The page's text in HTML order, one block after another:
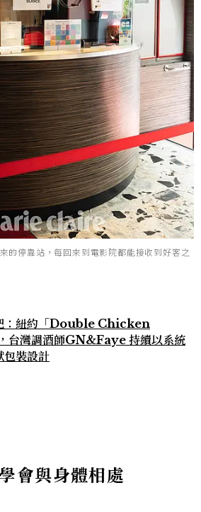
的停靠站，每回來到電影院都能接收到好客之
：紐約「Double Chicken
台灣調酒師GN&Faye 持續以系統
包裝設計
會與身體相處